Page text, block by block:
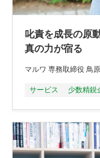
叱責を成長の原
真の力が宿る
マルワ 専務取締役 鳥
サービス 少数精鋭